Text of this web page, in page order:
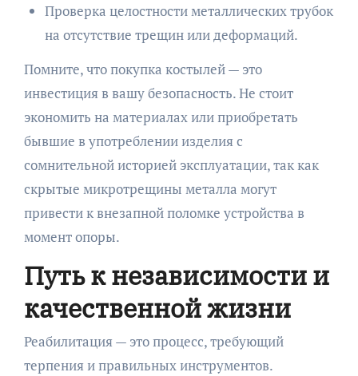
Проверка целостности металлических трубок
на отсутствие трещин или деформаций.
Помните, что покупка костылей — это
инвестиция в вашу безопасность. Не стоит
экономить на материалах или приобретать
бывшие в употреблении изделия с
сомнительной историей эксплуатации, так как
скрытые микротрещины металла могут
привести к внезапной поломке устройства в
момент опоры.
Путь к независимости и
качественной жизни
Реабилитация — это процесс, требующий
терпения и правильных инструментов.